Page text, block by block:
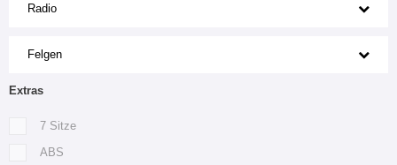
Radio
Felgen
Extras
7 Sitze
ABS